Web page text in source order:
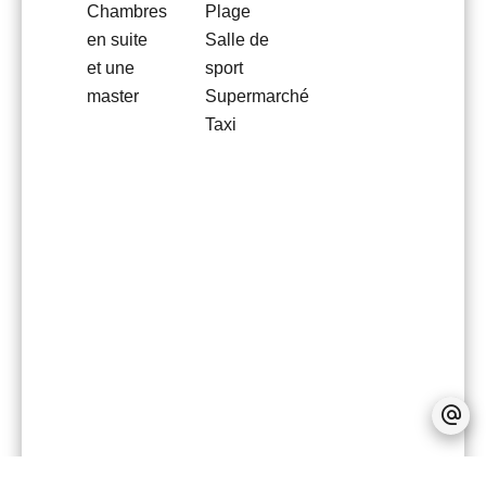
Chambres
en suite
et une
master
Plage
Salle de
sport
Supermarché
Taxi